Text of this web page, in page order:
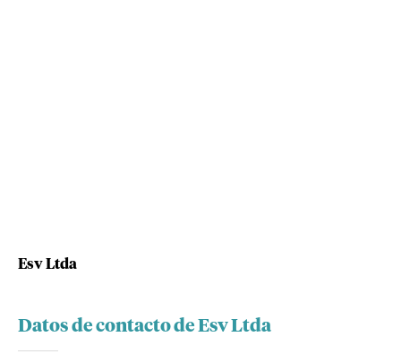
Esv Ltda
Datos de contacto de Esv Ltda